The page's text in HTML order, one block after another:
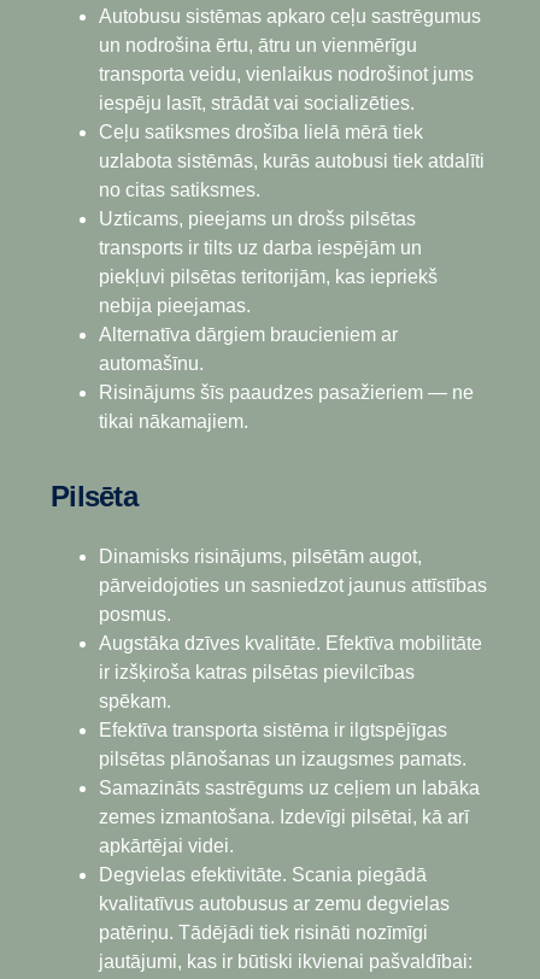
Autobusu sistēmas apkaro ceļu sastrēgumus
un nodrošina ērtu, ātru un vienmērīgu
transporta veidu, vienlaikus nodrošinot jums
iespēju lasīt, strādāt vai socializēties.
Ceļu satiksmes drošība lielā mērā tiek
uzlabota sistēmās, kurās autobusi tiek atdalīti
no citas satiksmes.
Uzticams, pieejams un drošs pilsētas
transports ir tilts uz darba iespējām un
piekļuvi pilsētas teritorijām, kas iepriekš
nebija pieejamas.
Alternatīva dārgiem braucieniem ar
automašīnu.
Risinājums šīs paaudzes pasažieriem — ne
tikai nākamajiem.
Pilsēta
Dinamisks risinājums, pilsētām augot,
pārveidojoties un sasniedzot jaunus attīstības
posmus.
Augstāka dzīves kvalitāte. Efektīva mobilitāte
ir izšķiroša katras pilsētas pievilcības
spēkam.
Efektīva transporta sistēma ir ilgtspējīgas
pilsētas plānošanas un izaugsmes pamats.
Samazināts sastrēgums uz ceļiem un labāka
zemes izmantošana. Izdevīgi pilsētai, kā arī
apkārtējai videi.
Degvielas efektivitāte. Scania piegādā
kvalitatīvus autobusus ar zemu degvielas
patēriņu. Tādējādi tiek risināti nozīmīgi
jautājumi, kas ir būtiski ikvienai pašvaldībai: